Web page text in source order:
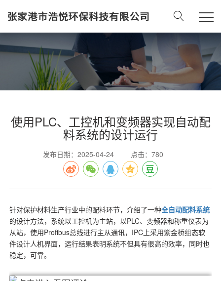
使用PLC、工控机和变频器实现自动配
料系统的设计运行
发布日期：2025-04-24 点击：780
针对保护材料生产行业中的配料环节，介绍了一种全自动配料系统
的设计方法，系统以工控机为主站，以PLC、变频器和称重仪表为
从站，使用Profibus总线进行主从通讯，IPC上采用紫金桥组态软
件设计人机界面，运行结果表明系统不但具有很高的效率，同时也
稳定，可靠。